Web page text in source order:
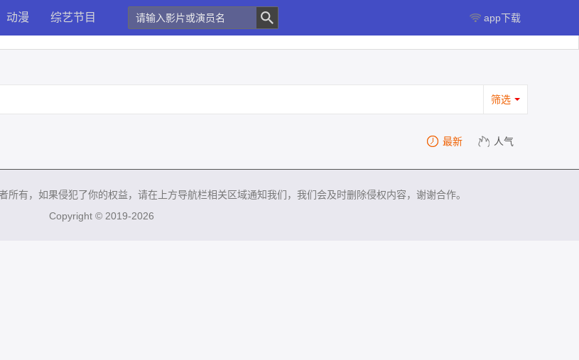
动漫 综艺节目 app下载
筛选
最新 人气
有，如果侵犯了你的权益，请在上方导航栏相关区域通知我们，我们会及时删除侵权内容，谢谢合作。
Copyright © 2019-2026